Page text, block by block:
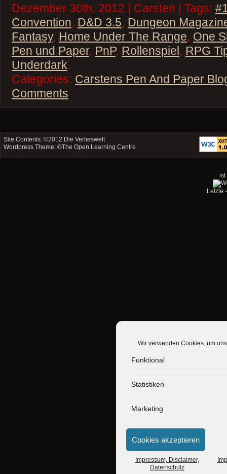
Wir verwenden Cookies, um
Funktional
Statistiken
Marketing
Cookies akzeptieren
Impressum, Disclaimer,
Datenschutz
Dezember 30th, 2012 | Carsten | Tags:
Convention, D&D 3.5, Dungeon
Fantasy, Home Under The Range, One
Pen und Paper, PnP, Rollenspiel , RPG
Underdark.
Categories: Carstens Pen And Paper
Comments
Site Contents: ©2012 Die Verlieswelt
Wordpress Theme: ©The Open Learning Centre
ist
Letzte